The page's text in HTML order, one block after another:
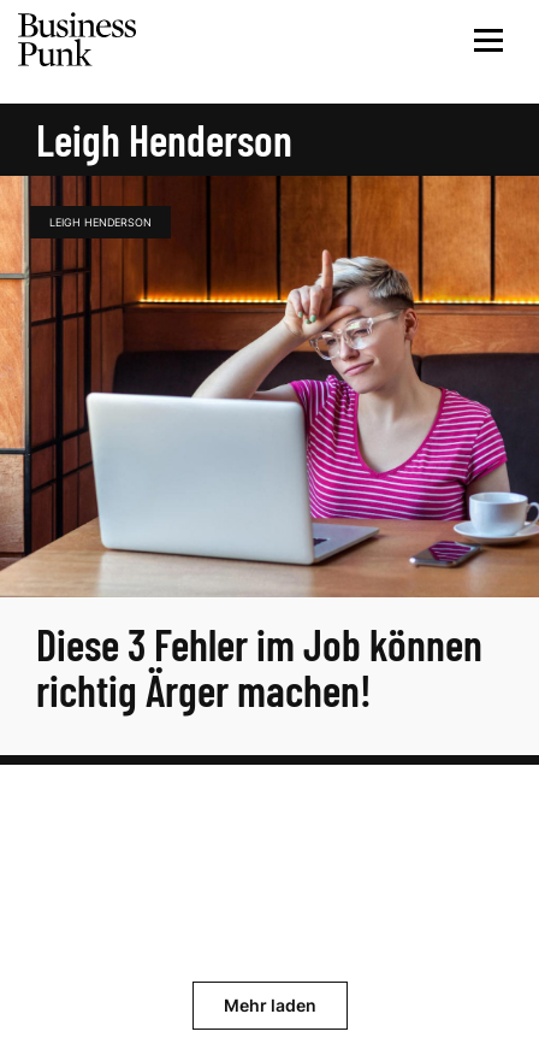
Leigh Henderson
LEIGH HENDERSON
Diese 3 Fehler im Job können
richtig Ärger machen!
Mehr laden